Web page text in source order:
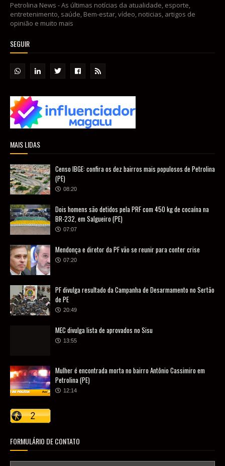
Petrolina News - As últimas notícias da atualidade, esporte,
entretenimento, saúde, Bem-estar, vídeo, noticias, artigos de
opinião e muito mais
SEGUIR
MAIS LIDAS
Censo IBGE: confira os dez bairros mais populosos de Petrolina
(PE)
08:20
Dois homens são detidos pela PRF com 450 kg de cocaína na
BR-232, em Salgueiro (PE)
07:07
Mendonça e diretor da PF vão se reunir para conter crise
07:20
PF divulga resultado da Campanha de Desarmamento no Sertão
de PE
20:49
MEC divulga lista de aprovados no Sisu
13:55
Mulher é encontrada morta no bairro Antônio Cassimiro em
Petrolina (PE)
12:14
FORMULÁRIO DE CONTATO